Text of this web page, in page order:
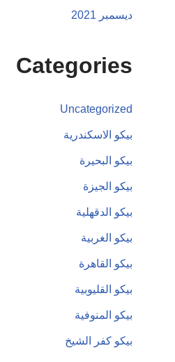
ديسمبر 2021
Categories
Uncategorized
بيكو الاسكندرية
بيكو البحيرة
بيكو الجيزة
بيكو الدقهلية
بيكو الغربية
بيكو القاهرة
بيكو القليوبية
بيكو المنوفية
بيكو كفر الشيخ